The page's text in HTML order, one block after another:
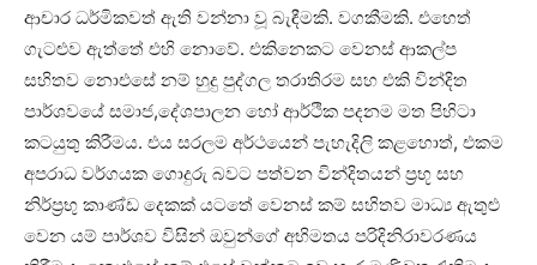
ආචාර ධර්මිකවත් ඇති වන්නා වූ බැඳීමකි. වගකීමකි. එහෙත්
ගැටළුව ඇත්තේ එහි නොවේ. එකිනෙකට වෙනස් ආකල්ප
සහිතව නොඑසේ නම් හුදු පුද්ගල තරාතිරම සහ එකි වින්දිත
පාර්ශවයේ සමාජ,දේශපාලන හෝ ආර්ථික පදනම මත පිහිටා
කටයුතු කිරීමය. එය සරලම අර්ථයෙන් පැහැදිලි කළහොත්, එකම
අපරාධ වර්ගයක ගොදුරු බවට පත්වන වින්දිතයන් ප්‍රභූ සහ
නිර්ප්‍රභු කාණ්ඩ දෙකක් යටතේ වෙනස් කම් සහිතව මාධ්‍ය ඇතුළු
වෙන යම් පාර්ශව විසින් ඔවුන්ගේ අභිමතය පරිදිනිරාවරණය